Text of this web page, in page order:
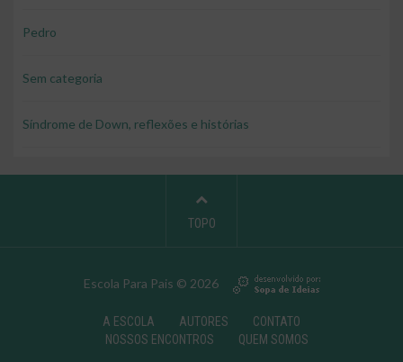
Pedro
Sem categoria
Síndrome de Down, reflexões e histórias
Escola Para Pais © 2026
A ESCOLA AUTORES
CONTATO
NOSSOS ENCONTROS
QUEM SOMOS
TOPO